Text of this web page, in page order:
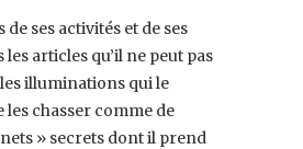
ses ‎activités et de ses
articles qu’il ne peut pas
illuminations qui le
chasser comme de
» secrets dont il prend